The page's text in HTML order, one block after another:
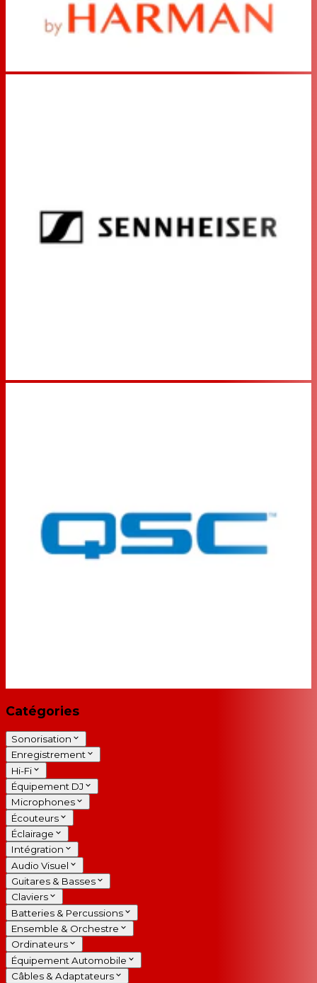
Catégories
Sonorisation
Enregistrement
Hi-Fi
Équipement DJ
Microphones
Écouteurs
Éclairage
Intégration
Audio Visuel
Guitares & Basses
Claviers
Batteries & Percussions
Ensemble & Orchestre
Ordinateurs
Équipement Automobile
Câbles & Adaptateurs